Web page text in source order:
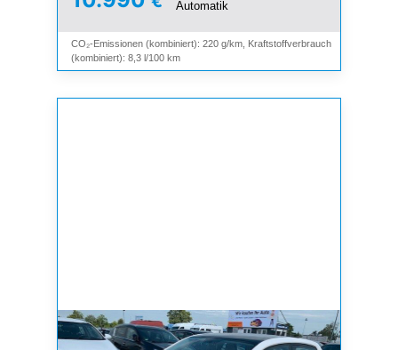
Automatik
CO₂-Emissionen (kombiniert): 220 g/km, Kraftstoffverbrauch
(kombiniert): 8,3 l/100 km